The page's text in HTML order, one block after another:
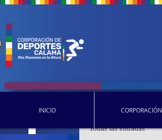
Todas las entradas
INICIO CORPORACIÓN